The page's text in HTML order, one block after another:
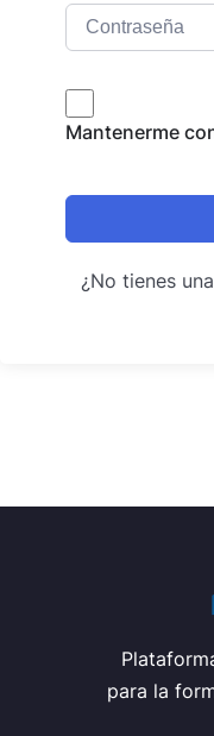
Mantenerme
¿No tienes
para la